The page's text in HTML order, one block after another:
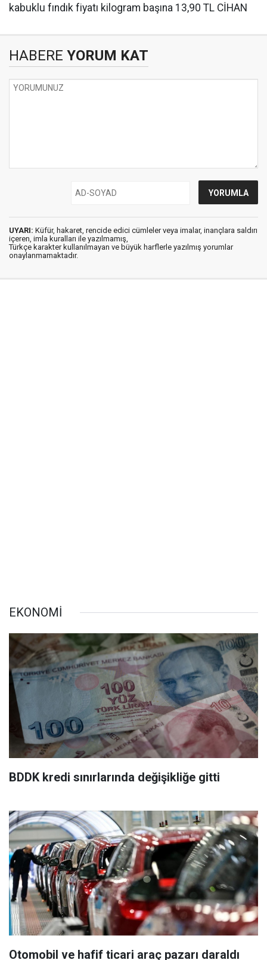
kabuklu fındık fiyatı kilogram başına 13,90 TL CİHAN
HABERE YORUM KAT
UYARI: Küfür, hakaret, rencide edici cümleler veya imalar, inançlara saldırı
içeren, imla kuralları ile yazılmamış,
Türkçe karakter kullanılmayan ve büyük harflerle yazılmış yorumlar
onaylanmamaktadır.
EKONOMİ
BDDK kredi sınırlarında değişikliğe gitti
Otomobil ve hafif ticari araç pazarı daraldı